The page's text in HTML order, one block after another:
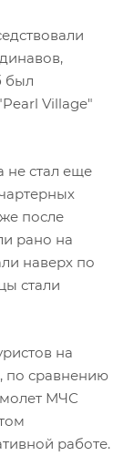
был
Village"
не стал еще
после
рано на
наверх по
стали
на
по сравнению
МЧС
работе.